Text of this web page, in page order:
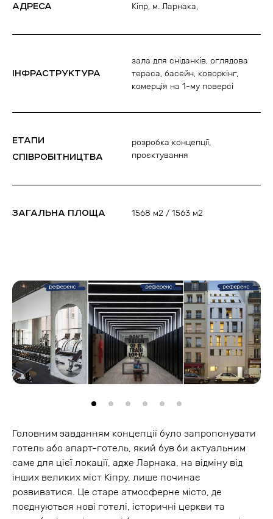
АДРЕСА Кіпр, м. Ларнака,
ІНФРАСТРУКТУРА
зала для сніданків, оглядова
тераса, басейн, коворкінг,
комерція на 1-му поверсі
ЕТАПИ
СПІВРОБІТНИЦТВА
розробка концепції,
проєктування
ЗАГАЛЬНА ПЛОЩА 1568 м2 / 1563 м2
Головним завданням концепції було запропонувати
готель або апарт-готель, який був би актуальним
саме для цієї локації, адже Ларнака, на відміну від
інших великих міст Кіпру, лише починає
розвиватися. Це старе атмосферне місто, де
поєднуються нові готелі, історичні церкви та